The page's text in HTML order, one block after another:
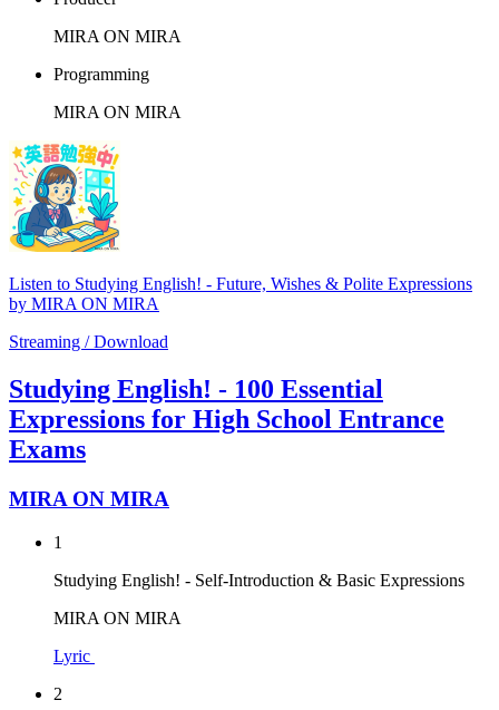
MIRA ON MIRA
Programming
MIRA ON MIRA
Listen to Studying English! - Future, Wishes & Polite Expressions
by MIRA ON MIRA
Streaming / Download
Studying English! - 100 Essential
Expressions for High School Entrance
Exams
MIRA ON MIRA
1
Studying English! - Self-Introduction & Basic Expressions
MIRA ON MIRA
Lyric
2